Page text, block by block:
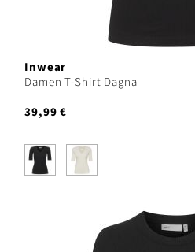
Inwear
Damen T-Shirt Dagna
39,99 €